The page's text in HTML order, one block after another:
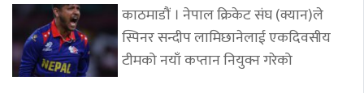
काठमाडौं । नेपाल क्रिकेट संघ (क्यान)ले
स्पिनर सन्दीप लामिछानेलाई एकदिवसीय
टीमको नयाँ कप्तान नियुक्न गरेको